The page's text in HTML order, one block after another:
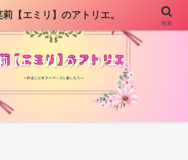
【エミリ】のアトリエ。
莉【エミリ】のアトリエ。
検索